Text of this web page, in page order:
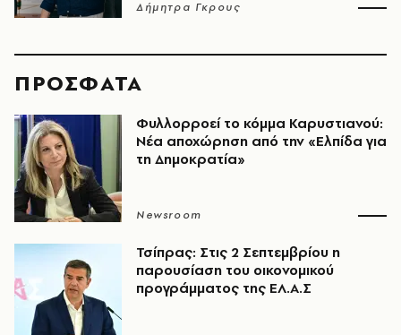
Δήμητρα Γκρους
ΠΡΟΣΦΑΤΑ
Φυλλορροεί το κόμμα Καρυστιανού:
Νέα αποχώρηση από την «Ελπίδα για
τη Δημοκρατία»
Newsroom
Τσίπρας: Στις 2 Σεπτεμβρίου η
παρουσίαση του οικονομικού
προγράμματος της ΕΛ.Α.Σ